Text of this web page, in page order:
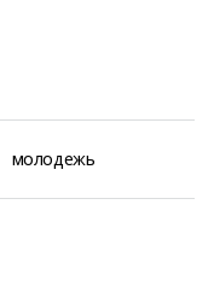
молодежь